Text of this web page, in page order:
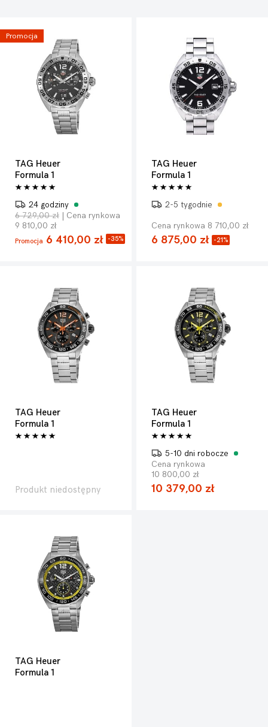
Promocja
TAG Heuer
Formula 1
24 godziny
6 729,00 zł | Cena rynkowa
9 810,00 zł
Promocja 6 410,00 zł -35%
TAG Heuer
Formula 1
2-5 tygodnie
Cena rynkowa 8 710,00 zł
6 875,00 zł -21%
TAG Heuer
Formula 1
Produkt niedostępny
TAG Heuer
Formula 1
5-10 dni robocze
Cena rynkowa
10 800,00 zł
10 379,00 zł
TAG Heuer
Formula 1